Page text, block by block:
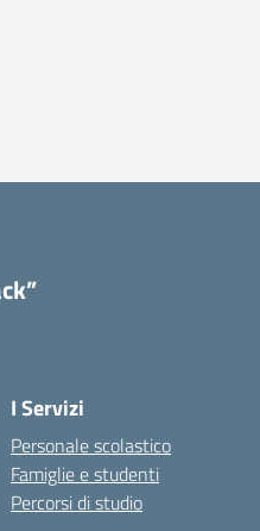
I Servizi
Personale scolastico
Famiglie e studenti
Percorsi di studio